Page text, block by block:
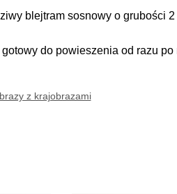
blejtram sosnowy o grubości
do powieszenia od razu po
z krajobrazami